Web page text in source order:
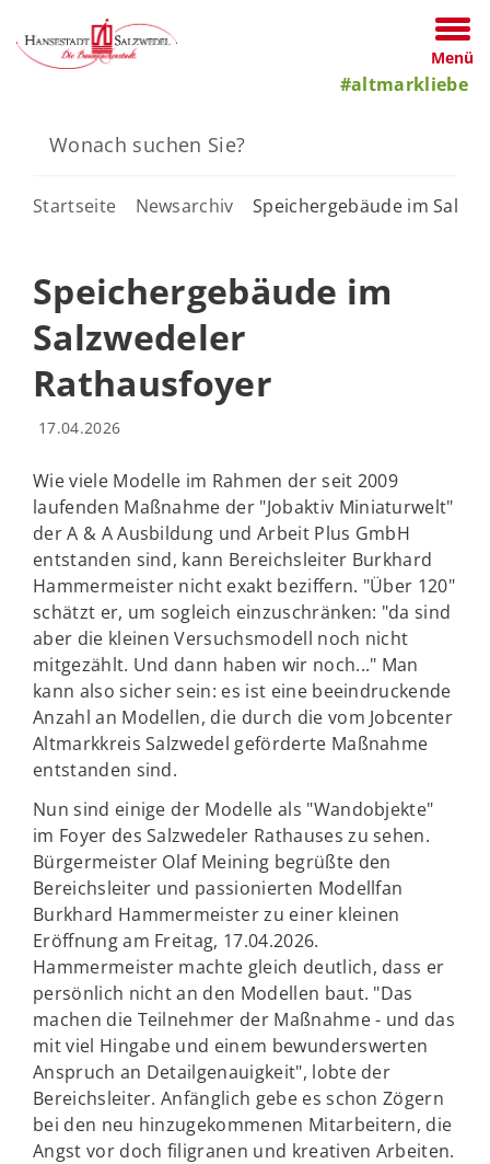
Menü
#altmarkliebe
Startseite Newsarchiv Speichergebäude im
Speichergebäude im
Salzwedeler
Rathausfoyer
17.04.2026
Wie viele Modelle im Rahmen der seit 2009
laufenden Maßnahme der "Jobaktiv Miniaturwelt"
der A & A Ausbildung und Arbeit Plus GmbH
entstanden sind, kann Bereichsleiter Burkhard
Hammermeister nicht exakt beziffern. "Über 120"
schätzt er, um sogleich einzuschränken: "da sind
aber die kleinen Versuchsmodell noch nicht
mitgezählt. Und dann haben wir noch..." Man
kann also sicher sein: es ist eine beeindruckende
Anzahl an Modellen, die durch die vom Jobcenter
Altmarkkreis Salzwedel geförderte Maßnahme
entstanden sind.
Nun sind einige der Modelle als "Wandobjekte"
im Foyer des Salzwedeler Rathauses zu sehen.
Bürgermeister Olaf Meining begrüßte den
Bereichsleiter und passionierten Modellfan
Burkhard Hammermeister zu einer kleinen
Eröffnung am Freitag, 17.04.2026.
Hammermeister machte gleich deutlich, dass er
persönlich nicht an den Modellen baut. "Das
machen die Teilnehmer der Maßnahme - und das
mit viel Hingabe und einem bewunderswerten
Anspruch an Detailgenauigkeit", lobte der
Bereichsleiter. Anfänglich gebe es schon Zögern
bei den neu hinzugekommenen Mitarbeitern, die
Angst vor doch filigranen und kreativen Arbeiten.